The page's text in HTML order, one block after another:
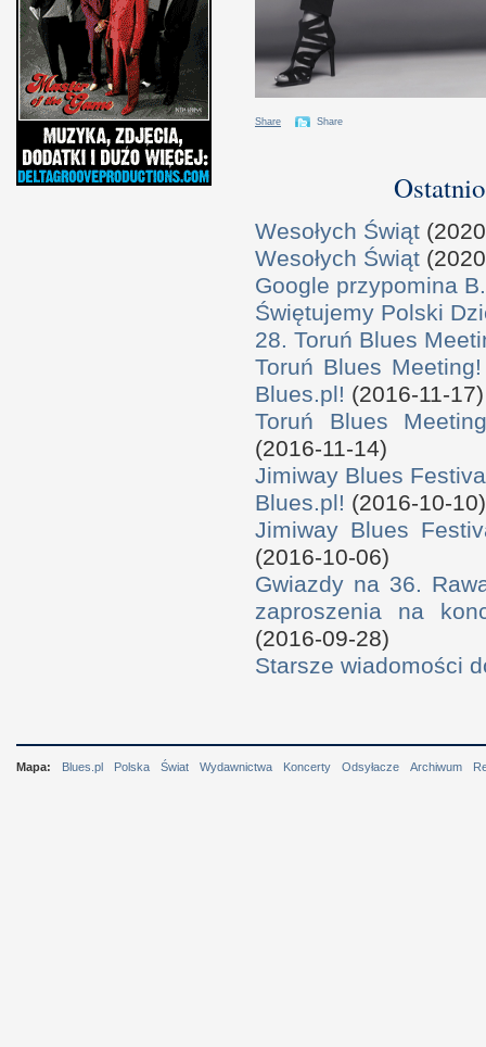
Share Share
Wesołych Świąt
Wesołych Świąt
Google przypomina
Świętujemy Polski
28. Toruń Blues
Toruń Blues
Blues.pl! (2016-11-17)
Toruń Blues
(2016-11-14)
Jimiway Blues
Blues.pl! (2016-10-10)
Jimiway Blues
(2016-10-06)
Gwiazdy na 36.
zaproszenia na
(2016-09-28)
Starsze wiadomości
Mapa: Blues.pl Polska Świat Wydawnictwa Koncerty Odsyłacze Archiwum